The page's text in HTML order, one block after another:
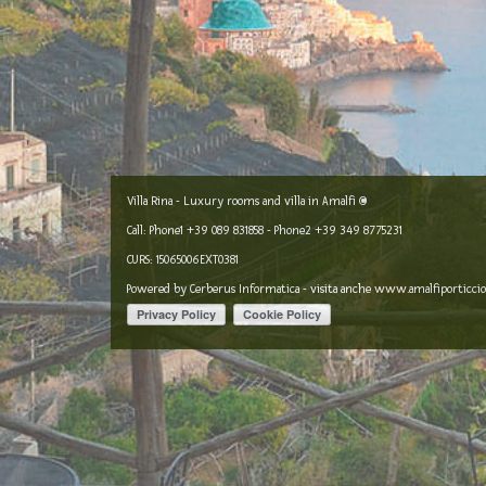
Villa Rina - Luxury rooms and villa in Amalfi ©
Call: Phone1 +39 089 831858 - Phone2 +39 349 8775231
CURS: 15065006EXT0381
Powered by Cerberus Informatica- visita anche